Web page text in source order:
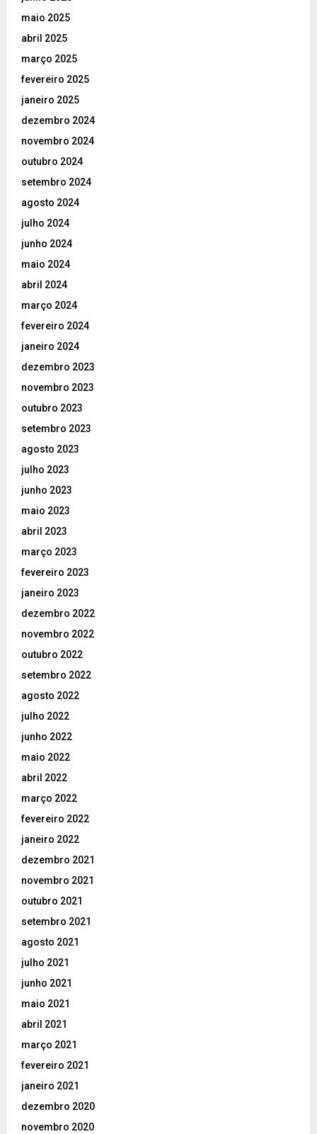
maio 2025
abril 2025
março 2025
fevereiro 2025
janeiro 2025
dezembro 2024
novembro 2024
outubro 2024
setembro 2024
agosto 2024
julho 2024
junho 2024
maio 2024
abril 2024
março 2024
fevereiro 2024
janeiro 2024
dezembro 2023
novembro 2023
outubro 2023
setembro 2023
agosto 2023
julho 2023
junho 2023
maio 2023
abril 2023
março 2023
fevereiro 2023
janeiro 2023
dezembro 2022
novembro 2022
outubro 2022
setembro 2022
agosto 2022
julho 2022
junho 2022
maio 2022
abril 2022
março 2022
fevereiro 2022
janeiro 2022
dezembro 2021
novembro 2021
outubro 2021
setembro 2021
agosto 2021
julho 2021
junho 2021
maio 2021
abril 2021
março 2021
fevereiro 2021
janeiro 2021
dezembro 2020
novembro 2020